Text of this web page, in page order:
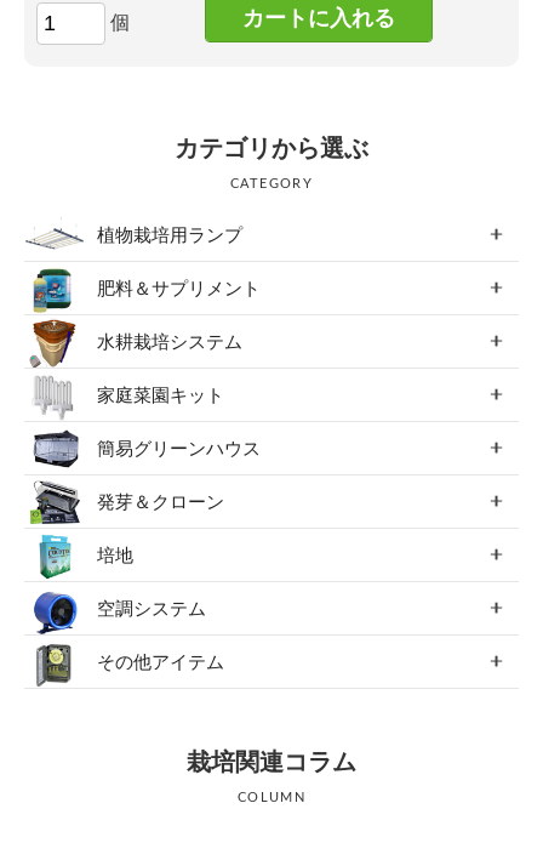
個
カテゴリから選ぶ
CATEGORY
植物栽培用ランプ
肥料＆サプリメント
水耕栽培システム
家庭菜園キット
簡易グリーンハウス
発芽＆クローン
培地
空調システム
その他アイテム
栽培関連コラム
COLUMN